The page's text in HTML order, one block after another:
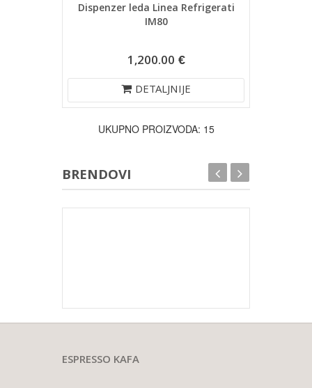
Dispenzer leda Linea Refrigerati
IM80
1,200.00 €
DETALJNIJE
UKUPNO PROIZVODA: 15
BRENDOVI
ESPRESSO KAFA